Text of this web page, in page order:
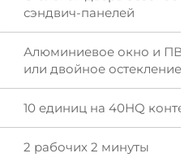
сэндвич-панелей
Алюминиевое окно и ПВХ
или двойное остекление
10 единиц на 40HQ
2 рабочих 2 минуты